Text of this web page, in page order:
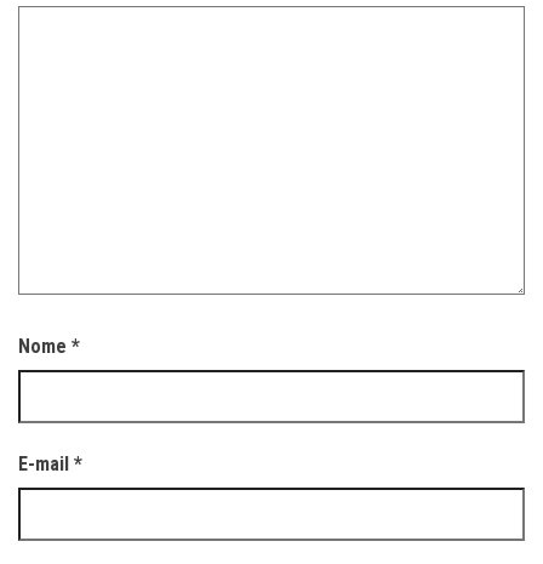
Nome *
E-mail *